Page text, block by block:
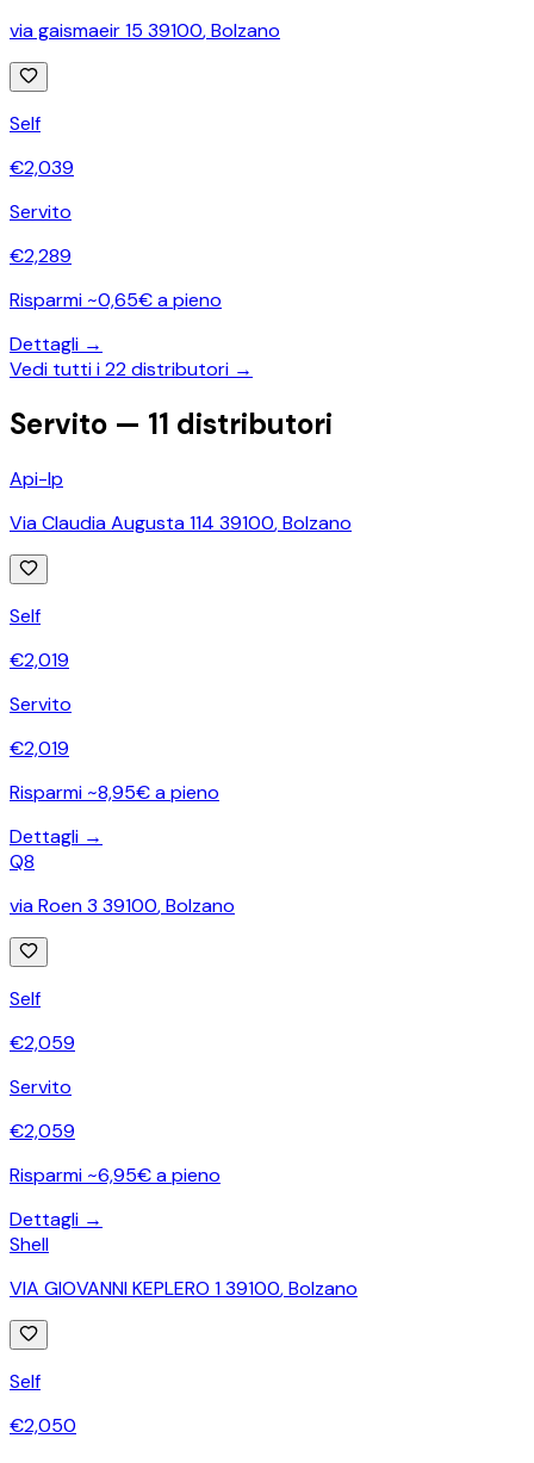
via gaismaeir 15 39100,Bolzano
Self
€2,039
Servito
€2,289
Risparmi ~0,65€ a pieno
Dettagli →
Vedi tutti i22distributori →
Servito — 11 distributori
Api-Ip
Via Claudia Augusta 114 39100,Bolzano
Self
€2,019
Servito
€2,019
Risparmi ~8,95€ a pieno
Dettagli →
Q8
via Roen 3 39100,Bolzano
Self
€2,059
Servito
€2,059
Risparmi ~6,95€ a pieno
Dettagli →
Shell
VIA GIOVANNI KEPLERO 1 39100,Bolzano
Self
€2,050